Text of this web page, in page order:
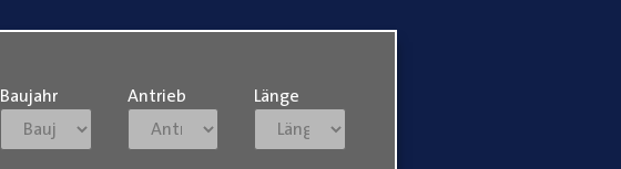
Baujahr Antrieb Länge